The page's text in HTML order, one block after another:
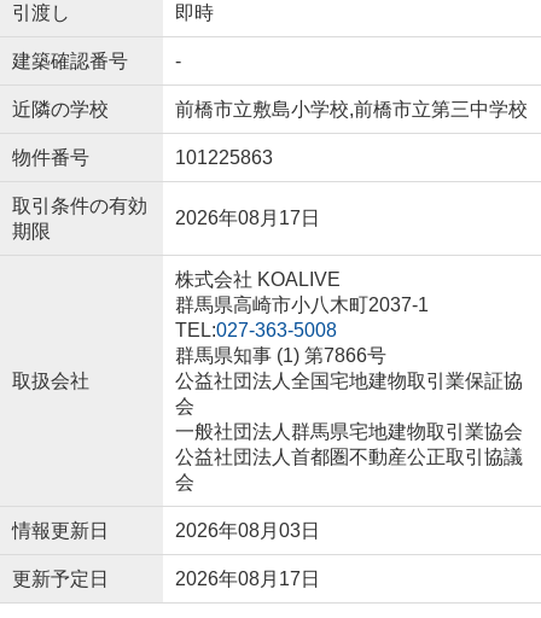
引渡し 即時
建築確認番号 -
近隣の学校 前橋市立敷島小学校,前橋市立第三中学校
物件番号 101225863
取引条件の有効
期限
2026年08月17日
取扱会社
株式会社 KOALIVE
群馬県高崎市小八木町2037-1
TEL:027-363-5008
群馬県知事 (1) 第7866号
公益社団法人全国宅地建物取引業保証協
会
一般社団法人群馬県宅地建物取引業協会
公益社団法人首都圏不動産公正取引協議
会
情報更新日 2026年08月03日
更新予定日 2026年08月17日